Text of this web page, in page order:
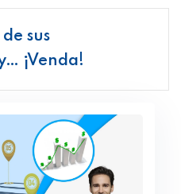
sus
¡Venda!